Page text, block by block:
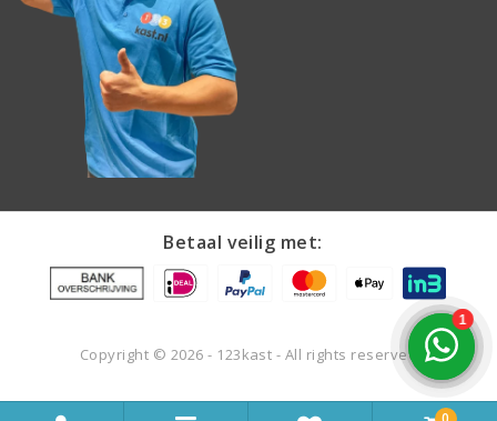
Betaal veilig met:
Copyright © 2026 - 123kast - All rights reserved